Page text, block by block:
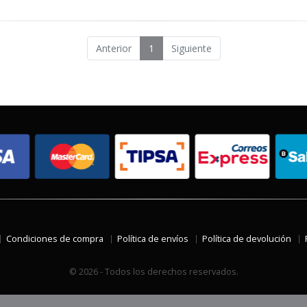
Anterior 1 Siguiente
Condiciones de compra Política de envíos Política de devolución
© 2026 - Todos los derechos reservados.